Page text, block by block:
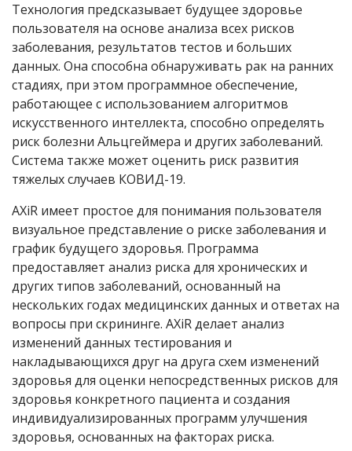
Технология предсказывает будущее здоровье
пользователя на основе анализа всех рисков
заболевания, результатов тестов и больших
данных. Она способна обнаруживать рак на ранних
стадиях, при этом программное обеспечение,
работающее с использованием алгоритмов
искусственного интеллекта, способно определять
риск болезни Альцгеймера и других заболеваний.
Система также может оценить риск развития
тяжелых случаев КОВИД-19.
AXiR имеет простое для понимания пользователя
визуальное представление о риске заболевания и
график будущего здоровья. Программа
предоставляет анализ риска для хронических и
других типов заболеваний, основанный на
нескольких годах медицинских данных и ответах на
вопросы при скрининге. AXiRделает анализ
изменений данных тестирования и
накладывающихся друг на друга схем изменений
здоровья для оценки непосредственных рисков для
здоровья конкретного пациента и создания
индивидуализированных программ улучшения
здоровья, основанных на факторах риска.